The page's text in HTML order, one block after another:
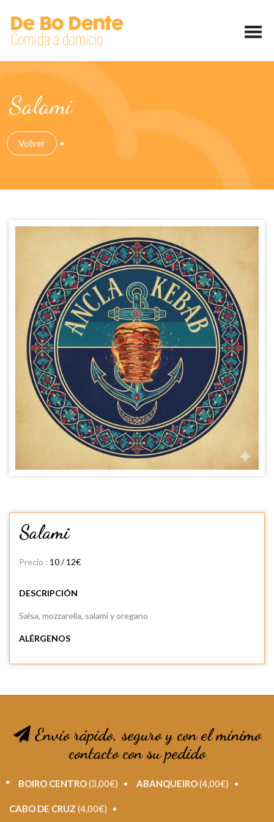
Salami
Volver
Salami
Precio : 10 / 12€
DESCRIPCIÓN
Salsa, mozzarella, salami y oregano
ALÉRGENOS
Envío rápido, seguro y con el mínimo
contacto con su pedido
BOIRO CENTRO(3,00€) ABANQUEIRO(4,00€)
CABO DE CRUZ (4,00€)